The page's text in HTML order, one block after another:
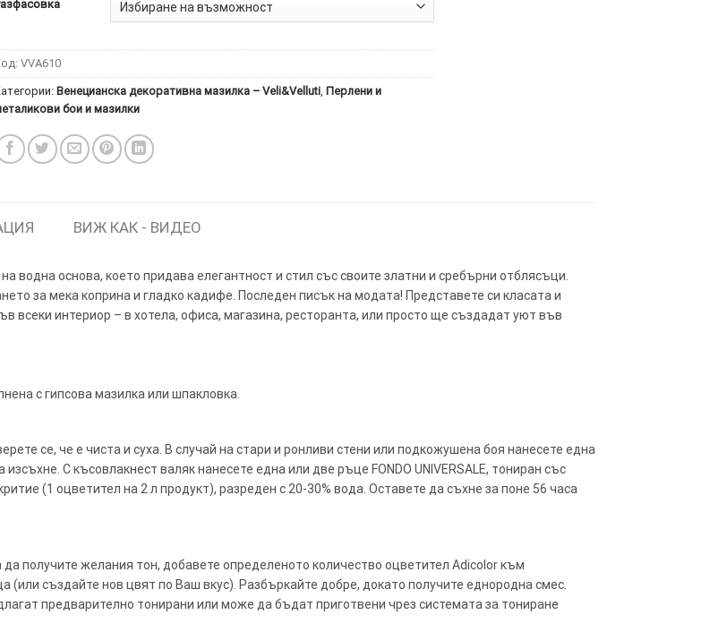
VVA610
Венецианска декоративна мазилка – Veli&Velluti, Перлени и
бои и мазилки
ВИЖ КАК - ВИДЕО
водна основа, което придава елегантност и стил със своите златни и сребърни отблясъци.
за мека коприна и гладко кадифе. Последен писък на модата! Представете си класата и
всеки интериор – в хотела, офиса, магазина, ресторанта, или просто ще създадат уют във
с гипсова мазилка или шпакловка.
се, че е чиста и суха. В случай на стари и ронливи стени или подкожушена боя нанесете една
С късовлакнест валяк нанесете една или две ръце FONDO UNIVERSALE, тониран със
(1 оцветител на 2 л продукт), разреден с 20-30% вода. Оставете да съхне за поне 56 часа
да получите желания тон, добавете определеното количество оцветител Adicolor към
(или създайте нов цвят по Ваш вкус). Разбъркайте добре, докато получите еднородна смес.
предварително тонирани или може да бъдат приготвени чрез системата за тониране
×